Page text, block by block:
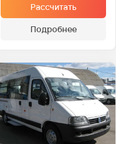
Рассчитать
Подробнее